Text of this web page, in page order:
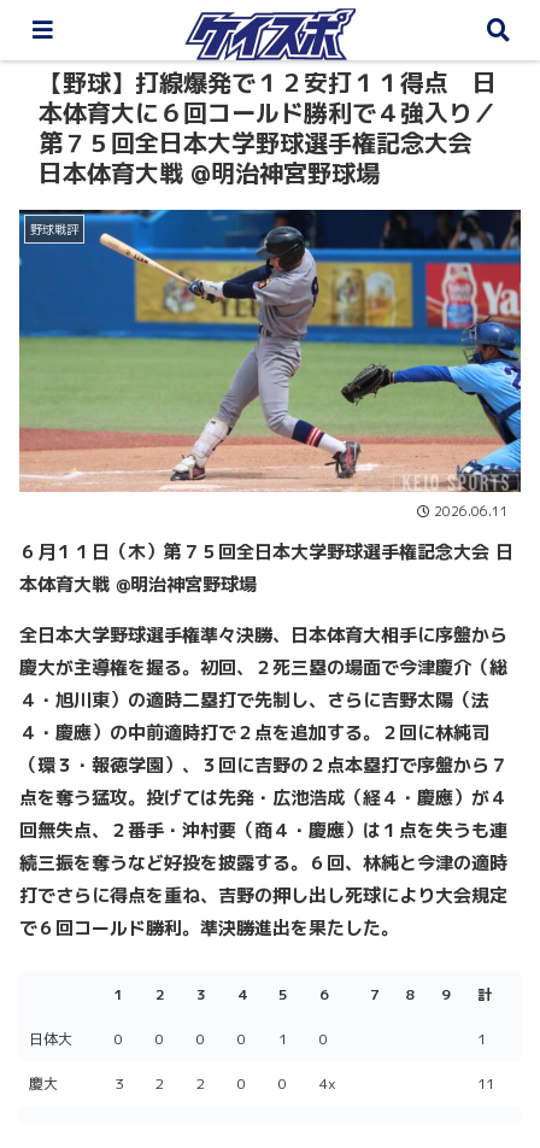
【野球】打線爆発で１２安打１１得点 日
本体育大に６回コールド勝利で４強入り／
第７５回全日本大学野球選手権記念大会
日本体育大戦 @明治神宮野球場
野球戦評
2026.06.11
６月１１日（木）第７５回全日本大学野球選手権記念大会 日
本体育大戦 @明治神宮野球場
全日本大学野球選手権準々決勝、日本体育大相手に序盤から
慶大が主導権を握る。初回、２死三塁の場面で今津慶介（総
４・旭川東）の適時二塁打で先制し、さらに吉野太陽（法
４・慶應）の中前適時打で２点を追加する。２回に林純司
（環３・報徳学園）、３回に吉野の２点本塁打で序盤から７
点を奪う猛攻。投げては先発・広池浩成（経４・慶應）が４
回無失点、２番手・沖村要（商４・慶應）は１点を失うも連
続三振を奪うなど好投を披露する。６回、林純と今津の適時
打でさらに得点を重ね、吉野の押し出し死球により大会規定
で６回コールド勝利。準決勝進出を果たした。
1 2 3 4 5 6 7 8 9
計
日体大 0 0 0 0 1 0 1
慶大 3 2 2 0 0 4x 11